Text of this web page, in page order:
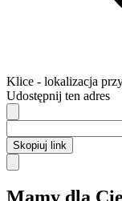
Klice - lokalizacja
Udostępnij ten adres
Skopiuj link
Mamy dla